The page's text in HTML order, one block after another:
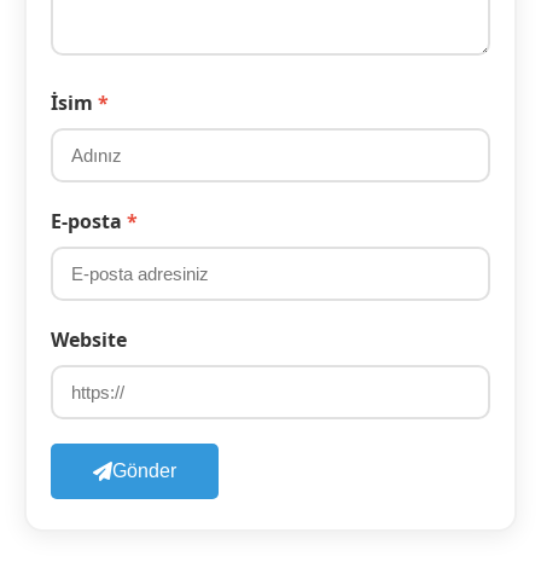
İsim *
E-posta *
Website
Gönder